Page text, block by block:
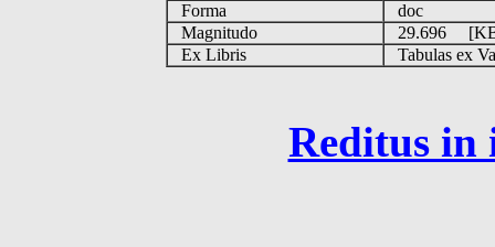
Forma
doc
Magnitudo
29.696
Ex Libris
Tabulas ex
Reditus in